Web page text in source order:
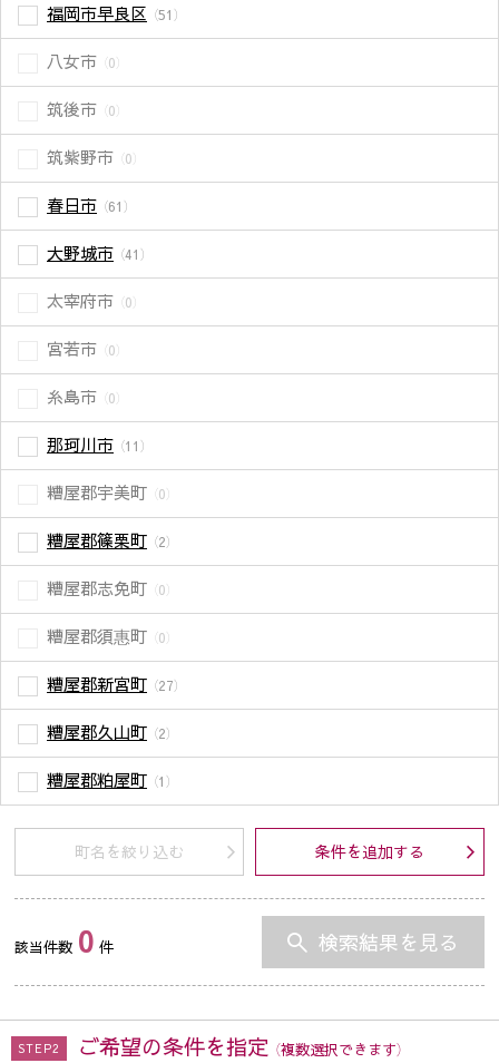
福岡市早良区 （51）
八女市 （0）
筑後市 （0）
筑紫野市 （0）
春日市 （61）
大野城市 （41）
太宰府市 （0）
宮若市 （0）
糸島市 （0）
那珂川市 （11）
糟屋郡宇美町 （0）
糟屋郡篠栗町 （2）
糟屋郡志免町 （0）
糟屋郡須惠町 （0）
糟屋郡新宮町 （27）
糟屋郡久山町 （2）
糟屋郡粕屋町 （1）
町名を絞り込む 条件を追加する
該当件数 0 件 検索結果を見る
STEP2 ご希望の条件を指定 （複数選択できます）